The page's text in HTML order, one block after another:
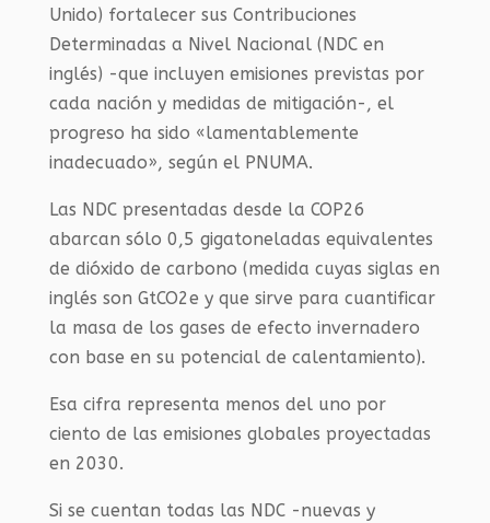
Unido) fortalecer sus Contribuciones
Determinadas a Nivel Nacional (NDC en
inglés) -que incluyen emisiones previstas por
cada nación y medidas de mitigación-, el
progreso ha sido «lamentablemente
inadecuado», según el PNUMA.
Las NDC presentadas desde la COP26
abarcan sólo 0,5 gigatoneladas equivalentes
de dióxido de carbono (medida cuyas siglas en
inglés son GtCO2e y que sirve para cuantificar
la masa de los gases de efecto invernadero
con base en su potencial de calentamiento).
Esa cifra representa menos del uno por
ciento de las emisiones globales proyectadas
en 2030.
Si se cuentan todas las NDC -nuevas y